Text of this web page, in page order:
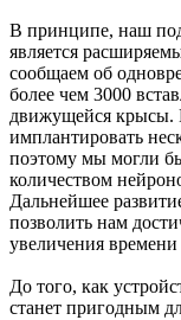
В принципе, наш
является
сообщаем об
более чем 3000
движущейся крысы.
имплантировать
поэтому мы могли
количеством
Дальнейшее
позволить нам
увеличения
До того, как
станет пригодным